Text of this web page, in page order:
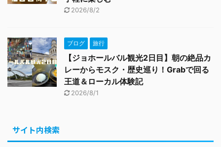
2026/8/2
ブログ 旅行
【ジョホールバル観光2日目】朝の絶品カ
レーからモスク・歴史巡り！Grabで回る
王道＆ローカル体験記
2026/8/1
サイト内検索